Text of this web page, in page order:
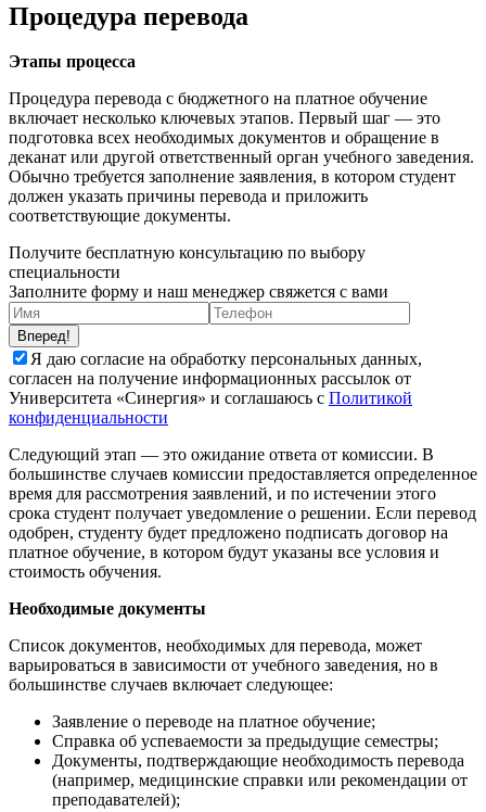
Процедура перевода
Этапы процесса
Процедура перевода с бюджетного на платное обучение
включает несколько ключевых этапов. Первый шаг — это
подготовка всех необходимых документов и обращение в
деканат или другой ответственный орган учебного заведения.
Обычно требуется заполнение заявления, в котором студент
должен указать причины перевода и приложить
соответствующие документы.
Получите бесплатную консультацию по выбору
специальности
Заполните форму и наш менеджер свяжется с вами
Вперед!
Я даю согласие на обработку персональных данных,
согласен на получение информационных рассылок от
Университета «Синергия» и соглашаюсь c Политикой
конфиденциальности
Следующий этап — это ожидание ответа от комиссии. В
большинстве случаев комиссии предоставляется определенное
время для рассмотрения заявлений, и по истечении этого
срока студент получает уведомление о решении. Если перевод
одобрен, студенту будет предложено подписать договор на
платное обучение, в котором будут указаны все условия и
стоимость обучения.
Необходимые документы
Список документов, необходимых для перевода, может
варьироваться в зависимости от учебного заведения, но в
большинстве случаев включает следующее:
Заявление о переводе на платное обучение;
Справка об успеваемости за предыдущие семестры;
Документы, подтверждающие необходимость перевода
(например, медицинские справки или рекомендации от
преподавателей);